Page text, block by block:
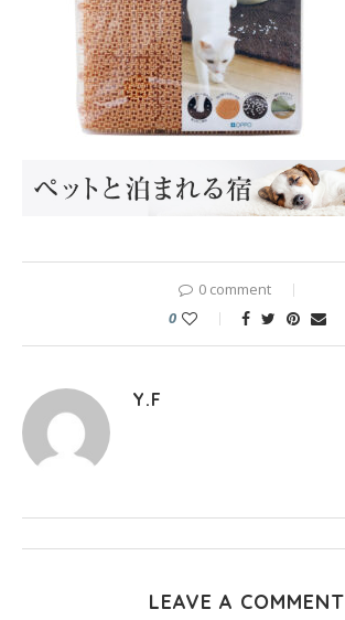
0 comment
0
Y.F
LEAVE A COMMENT